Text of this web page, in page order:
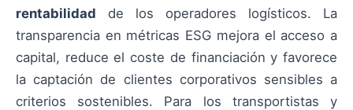
rentabilidad de los operadores logísticos. La
transparencia en métricas ESG mejora el acceso a
capital, reduce el coste de financiación y favorece
la captación de clientes corporativos sensibles a
criterios sostenibles. Para los transportistas y